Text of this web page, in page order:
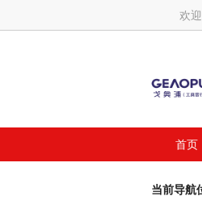
欢
首页
当前导航